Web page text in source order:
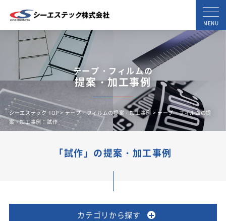
MENU
テープ・フィルムの
提案・加工事例
シーエステック TOP>テープ・フィルムの提案・加工事例 > テープ・フィルムの提
案・加工事例：試作
「試作」の提案・加工事例
カテゴリから探す